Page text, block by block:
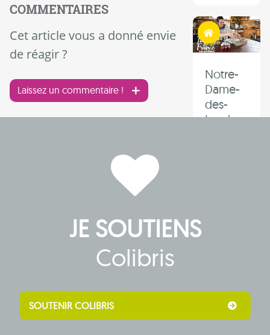
Habiter autrement
Notre-
Dame-
des-
Landes :
Autres
articles
COMMENTAIRES
Cet article vous a donné envie
de réagir ?
Laissez un commentaire !
JE SOUTIENS
Colibris
SOUTENIR COLIBRIS